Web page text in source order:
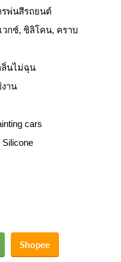
รพ่นสีรถยนต์
กซ์, ซิลิโคน, คราบ
นไม่ฉุน
าน
cars
Silicone
Shopee